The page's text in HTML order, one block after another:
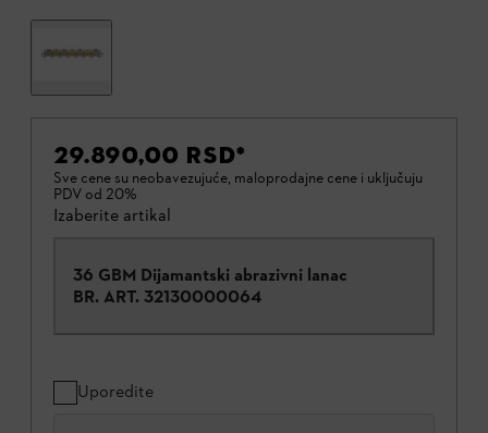
29.890,00 RSD*
Sve cene su neobavezujuće, maloprodajne cene i uključuju
PDV od 20%
Izaberite artikal
36 GBM Dijamantski abrazivni lanac
BR. ART. 32130000064
Uporedite